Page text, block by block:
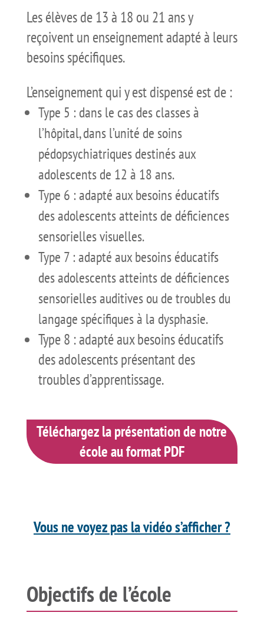
Les élèves de 13 à 18 ou 21 ans y
reçoivent un enseignement adapté à leurs
besoins spécifiques.
L’enseignement qui y est dispensé est de :
Type 5 : dans le cas des classes à
l’hôpital, dans l’unité de soins
pédopsychiatriques destinés aux
adolescents de 12 à 18 ans.
Type 6 : adapté aux besoins éducatifs
des adolescents atteints de déficiences
sensorielles visuelles.
Type 7 : adapté aux besoins éducatifs
des adolescents atteints de déficiences
sensorielles auditives ou de troubles du
langage spécifiques à la dysphasie.
Type 8 : adapté aux besoins éducatifs
des adolescents présentant des
troubles d’apprentissage.
Téléchargez la présentation de notre
école au format PDF
Vous ne voyez pas la vidéo s’afficher ?
Objectifs de l’école